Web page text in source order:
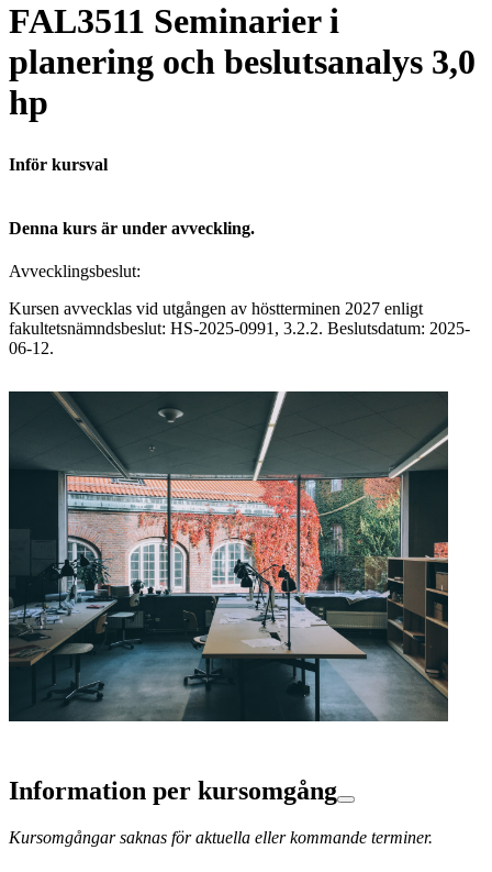
FAL3511 Seminarier i
planering och beslutsanalys 3,0
hp
Inför kursval
Denna kurs är under avveckling.
Avvecklingsbeslut:
Kursen avvecklas vid utgången av höstterminen 2027 enligt
fakultetsnämndsbeslut: HS-2025-0991, 3.2.2. Beslutsdatum: 2025-
06-12.
Information per kursomgång
Kursomgångar saknas för aktuella eller kommande terminer.